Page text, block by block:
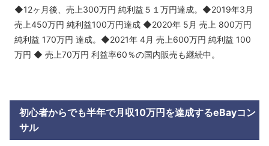
◆12ヶ月後、売上300万円 純利益５１万円達成。◆2019年3月
売上450万円 純利益100万円達成 ◆2020年 5月 売上 800万円
純利益 170万円 達成。◆2021年 4月 売上600万円 純利益 100
万円 ◆ 売上70万円 利益率60％の国内販売も継続中。
初心者からでも半年で月収10万円を達成するeBayコン
サル